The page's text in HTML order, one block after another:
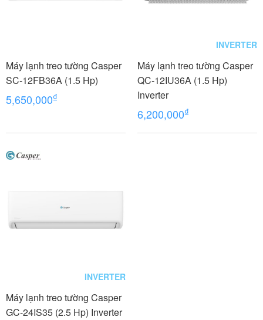
Máy lạnh treo tường Casper
SC-12FB36A (1.5 Hp)
5,650,000₫
INVERTER
Máy lạnh treo tường Casper
QC-12IU36A (1.5 Hp)
Inverter
6,200,000₫
INVERTER
Máy lạnh treo tường Casper
GC-24IS35 (2.5 Hp) Inverter